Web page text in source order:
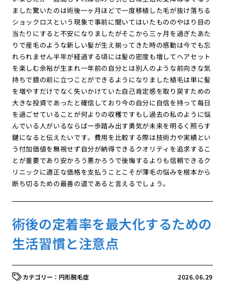
ました驚いたのは術後一ヶ月ほどで一度移植した毛が抜け落ちる
ショックロスという現象で事前に聞いてはいたもののやはり目の
当たりにすると不安になりましたがそこから三ヶ月を過ぎたあた
りで産毛のような新しい髪が生え揃ってきた時の感動は今でも忘
れられません半年が経過する頃には髪の密度も増してヘアセット
を楽しむ余裕が生まれ一年前の自分とは別人のような前向きな気
持ちで鏡の前に立つことができるようになりました植毛は単に髪
を増やすだけでなく失いかけていた自己肯定感を取り戻すための
大きな投資であったと確信しており今の自分に自信を持って毎日
を過ごせていることが何よりの収穫ですもし過去の私のように悩
んでいる人がいるならば一歩踏み出す勇気が未来を明るく照らす
鍵になると伝えたいです。費用を比較する際は技術力や実績とい
う付加価値を無視せず自分が納得できるクオリティを追求するこ
とが重要であり安かろう悪かろうで後悔するよりも信頼できるク
リニックに適正な価格を支払うことこそが薄毛の悩みを根本から
断ち切るための最善の道であると言えるでしょう。
術後の定着率を最大化するための
生活習慣と注意点
2026.06.29
円形脱毛症